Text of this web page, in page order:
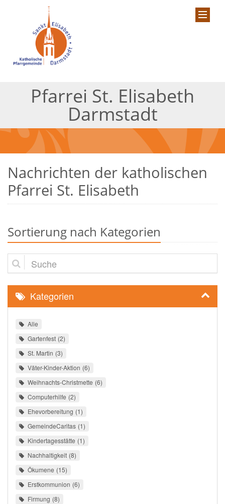
Pfarrei St. Elisabeth
Darmstadt
Nachrichten der katholischen
Pfarrei St. Elisabeth
Sortierung nach Kategorien
Suche
Kategorien
Alle
Gartenfest 2
St. Martin 3
Väter-Kinder-Aktion 6
Weihnachts-Christmette 6
Computerhilfe 2
Ehevorbereitung 1
GemeindeCaritas 1
Kindertagesstätte 1
Nachhaltigkeit 8
Ökumene 15
Erstkommunion 6
Firmung 8